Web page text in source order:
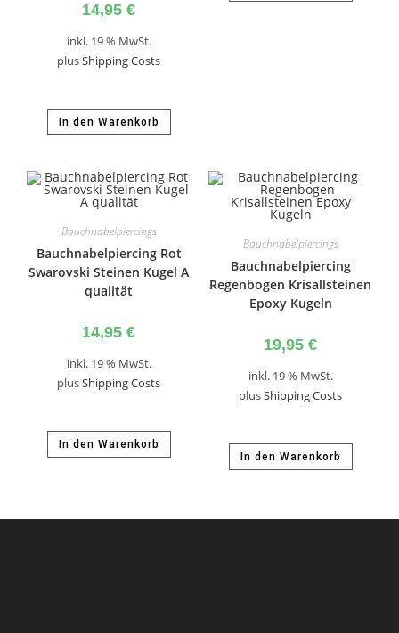
14,95 €
inkl. 19 % MwSt.
plusShipping Costs
In den Warenkorb
Bauchnabelpiercings
Bauchnabelpiercing Rot
Swarovski Steinen Kugel A
qualität
14,95 €
inkl. 19 % MwSt.
plusShipping Costs
In den Warenkorb
Bauchnabelpiercings
Bauchnabelpiercing
Regenbogen Krisallsteinen
Epoxy Kugeln
19,95 €
inkl. 19 % MwSt.
plusShipping Costs
In den Warenkorb